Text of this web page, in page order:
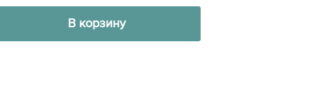
В корзину